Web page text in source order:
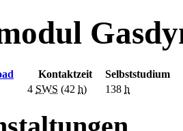
Kontaktzeit
Selbststudium
4 SWS (42 h) 138 h